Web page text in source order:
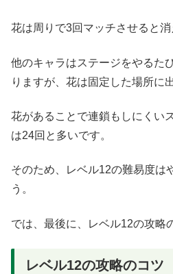
花は周りで3回マッチさせると消
他のキャラはステージをやるた
りますが、花は固定した場所に
花があることで連鎖もしにくい
は24回と多いです。
そのため、レベル12の難易度は
う。
では、最後に、レベル12の攻略
レベル12の攻略のコツ